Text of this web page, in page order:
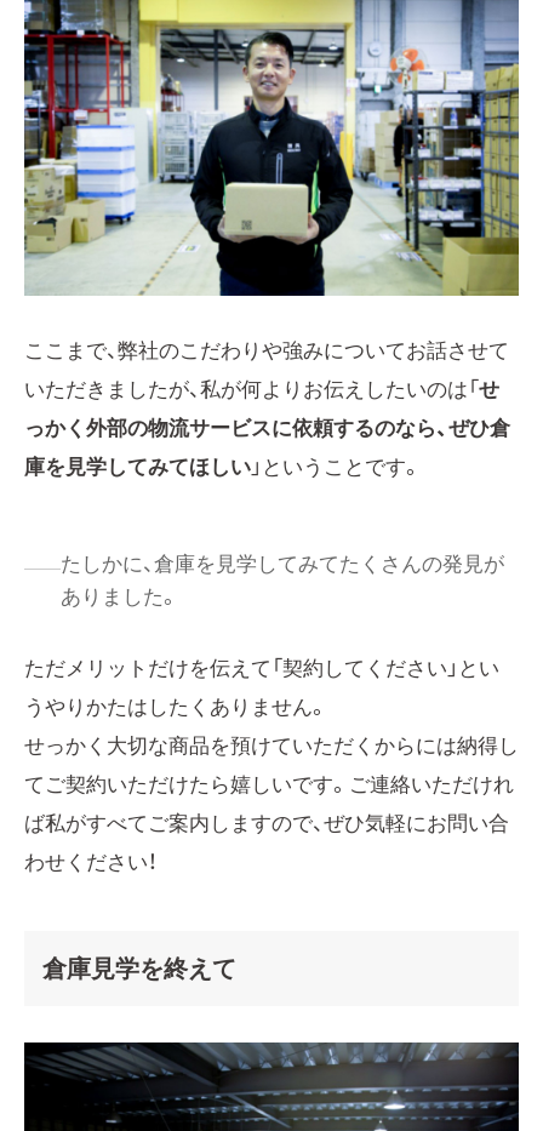
ここまで、弊社のこだわりや強みについてお話させて
いただきましたが、私が何よりお伝えしたいのは「 せ
っかく外部の物流サービスに依頼するのなら、ぜひ倉
庫を見学してみてほしい 」ということです。
たしかに、倉庫を見学してみてたくさんの発見が
ありました。
ただメリットだけを伝えて「契約してください」とい
うやりかたはしたくありません。
せっかく大切な商品を預けていただくからには納得し
てご契約いただけたら嬉しいです。ご連絡いただけれ
ば私がすべてご案内しますので、ぜひ気軽にお問い合
わせください！
倉庫見学を終えて